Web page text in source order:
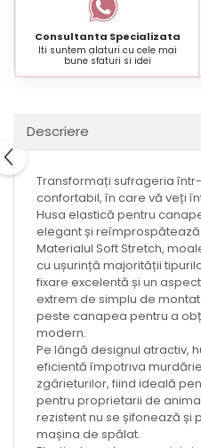
Consultanta Specializata
Iti suntem alaturi cu cele mai
bune sfaturi si idei
Descriere
Transformați sufrageria
confortabil, în care vă veți
Husa elastică pentru
elegant și
Materialul Soft Stretch,
cu ușurință majorității
fixare excelentă și un
extrem de simplu de
peste canapea pentru a
modern.
Pe lângă designul atractiv,
eficientă împotriva
zgârieturilor, fiind ideală
pentru proprietarii de
rezistent nu se șifonează și
mașina de spălat.